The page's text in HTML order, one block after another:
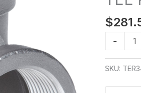
$
-
1
SKU: